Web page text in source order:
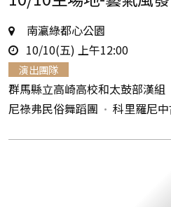
地
點
南瀛綠都心公園
時
間
10/10(五) 上午12:00
演出團隊
群馬縣立高崎高校和太鼓部漢組
尼祿弗民俗舞蹈團
科里羅尼